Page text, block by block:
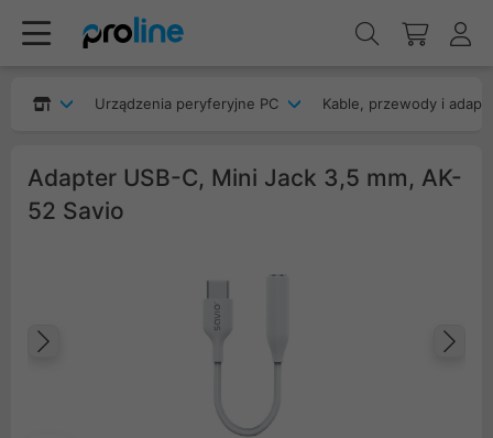
Urządzenia peryferyjne PC Kable, przewody i
Adapter USB-C, Mini Jack 3,5 mm, AK-
52 Savio